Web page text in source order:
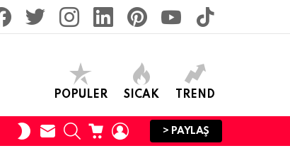
POPULER SICAK TREND
SWITCH
SKIN
SUBSCRIBE
SEARCHCART LOGIN
> PAYLAŞ